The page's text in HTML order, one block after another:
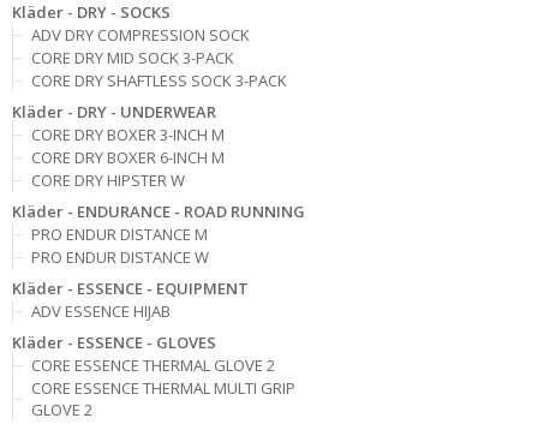
Kläder - DRY - SOCKS
ADV DRY COMPRESSION SOCK
CORE DRY MID SOCK 3-PACK
CORE DRY SHAFTLESS SOCK 3-PACK
Kläder - DRY - UNDERWEAR
CORE DRY BOXER 3-INCH M
CORE DRY BOXER 6-INCH M
CORE DRY HIPSTER W
Kläder - ENDURANCE - ROAD RUNNING
PRO ENDUR DISTANCE M
PRO ENDUR DISTANCE W
Kläder - ESSENCE - EQUIPMENT
ADV ESSENCE HIJAB
Kläder - ESSENCE - GLOVES
CORE ESSENCE THERMAL GLOVE 2
CORE ESSENCE THERMAL MULTI GRIP
GLOVE 2